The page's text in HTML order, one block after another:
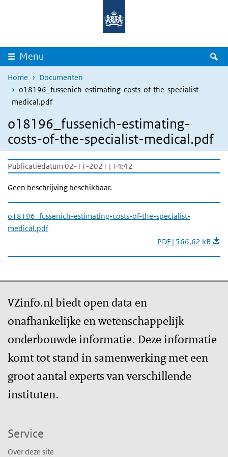
Overslaan en naar de inhoud gaan
Menu
Home
Documenten
o18196_fussenich-estimating-costs-of-the-specialist-
medical.pdf
o18196_fussenich-estimating-
costs-of-the-specialist-medical.pdf
Publicatiedatum 02-11-2021 | 14:42
Geen beschrijving beschikbaar.
o18196_fussenich-estimating-costs-of-the-specialist-
medical.pdf
PDF | 566,62 kB
VZinfo.nl biedt open data en
onafhankelijke en wetenschappelijk
onderbouwde informatie. Deze informatie
komt tot stand in samenwerking met een
groot aantal experts van verschillende
instituten.
Service
Over deze site